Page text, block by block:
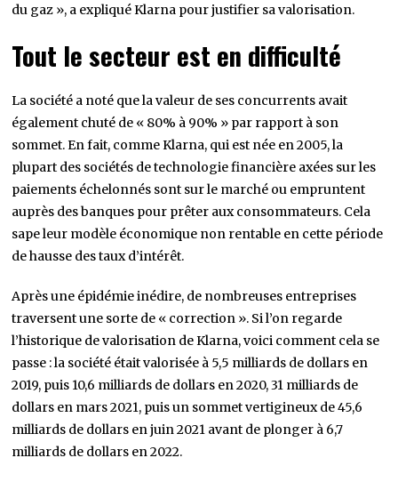
du gaz », a expliqué Klarna pour justifier sa valorisation.
Tout le secteur est en difficulté
La société a noté que la valeur de ses concurrents avait
également chuté de « 80% à 90% » par rapport à son
sommet. En fait, comme Klarna, qui est née en 2005, la
plupart des sociétés de technologie financière axées sur les
paiements échelonnés sont sur le marché ou empruntent
auprès des banques pour prêter aux consommateurs. Cela
sape leur modèle économique non rentable en cette période
de hausse des taux d’intérêt.
Après une épidémie inédire, de nombreuses entreprises
traversent une sorte de « correction ». Si l’on regarde
l’historique de valorisation de Klarna, voici comment cela se
passe : la société était valorisée à 5,5 milliards de dollars en
2019, puis 10,6 milliards de dollars en 2020, 31 milliards de
dollars en mars 2021, puis un sommet vertigineux de 45,6
milliards de dollars en juin 2021 avant de plonger à 6,7
milliards de dollars en 2022.